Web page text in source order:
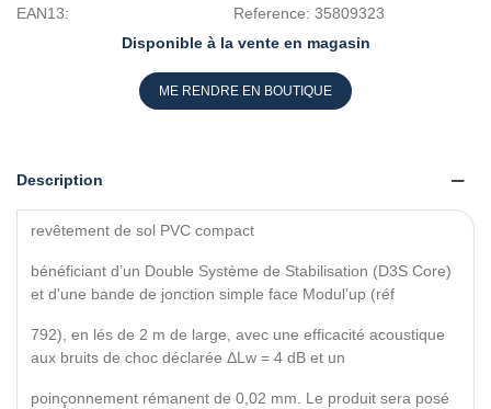
EAN13: Reference: 35809323
Disponible à la vente en magasin
ME RENDRE EN BOUTIQUE
Description
revêtement de sol PVC compact
bénéficiant d’un Double Système de Stabilisation (D3S Core)
et d'une bande de jonction simple face Modul’up (réf
792), en lés de 2 m de large, avec une efficacité acoustique
aux bruits de choc déclarée ΔLw = 4 dB et un
poinçonnement rémanent de 0,02 mm. Le produit sera posé